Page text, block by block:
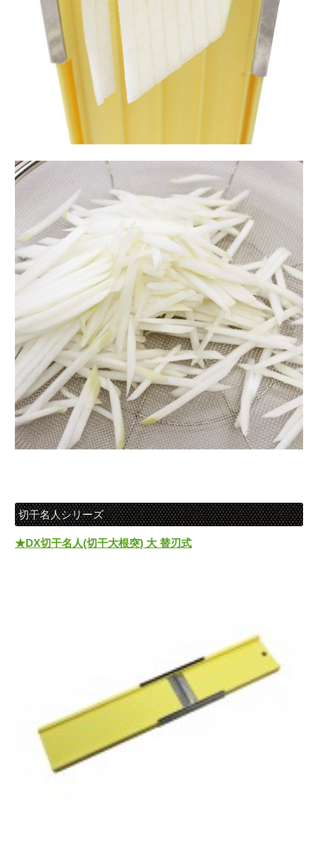
切干名人シリーズ
★DX切干名人(切干大根突) 大 替刃式